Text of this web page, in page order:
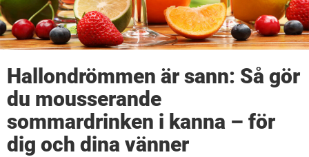
Hallondrömmen är sann: Så gör
du mousserande
sommardrinken i kanna – för
dig och dina vänner